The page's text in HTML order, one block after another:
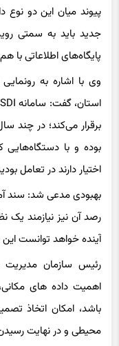
جدید باید به سمتی
پایگاه‌های اطلاعاتی با
برقرار می‌کند؛ در چند
بوده و با دستگاه‌هایی
اختیار دارند در تعامل
بهبودی مدعی شد: سند
آینده خواهد توانست این
رئیس سازمان مدیریت و
اهمیت داده های
باشد، امکان اتخاذ
محیطی و در نهایت
وی اعلام کرد: بر